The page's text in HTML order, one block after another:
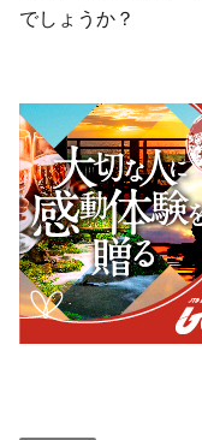
でしょうか？